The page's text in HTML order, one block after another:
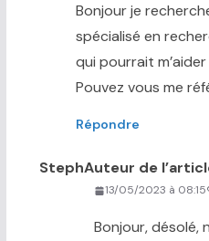
Bonjour je
spécialisé en
qui pourrait
Pouvez vous me
Répondre
StephAuteur de
13/05/2023 à 08:15
Bonjour, désolé,